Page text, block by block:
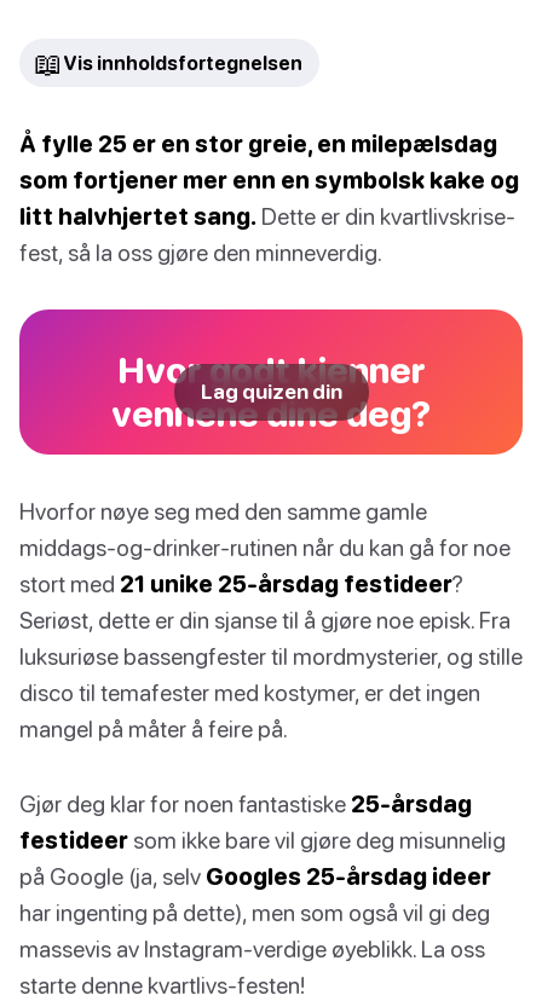
📖 Vis innholdsfortegnelsen
Å fylle 25 er en stor greie, en milepælsdag
som fortjener mer enn en symbolsk kake og
litt halvhjertet sang. Dette er din kvartlivskrise-
fest, så la oss gjøre den minneverdig.
Hvor godt kjenner
vennene dine deg?
Lag quizen din
Hvorfor nøye seg med den samme gamle
middags-og-drinker-rutinen når du kan gå for noe
stort med 21 unike 25-årsdag festideer?
Seriøst, dette er din sjanse til å gjøre noe episk. Fra
luksuriøse bassengfester til mordmysterier, og stille
disco til temafester med kostymer, er det ingen
mangel på måter å feire på.
Gjør deg klar for noen fantastiske 25-årsdag
festideer som ikke bare vil gjøre deg misunnelig
på Google (ja, selv Googles 25-årsdag ideer
har ingenting på dette), men som også vil gi deg
massevis av Instagram-verdige øyeblikk. La oss
starte denne kvartlivs-festen!